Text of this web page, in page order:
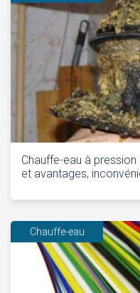
Chauffe-eau à
et avantages,
Chauffe-eau